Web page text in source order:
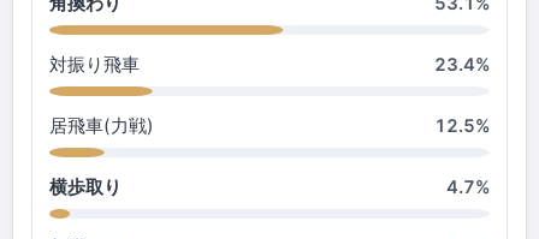
対振り飛車 23.4%
居飛車(力戦) 12.5%
横歩取り 4.7%